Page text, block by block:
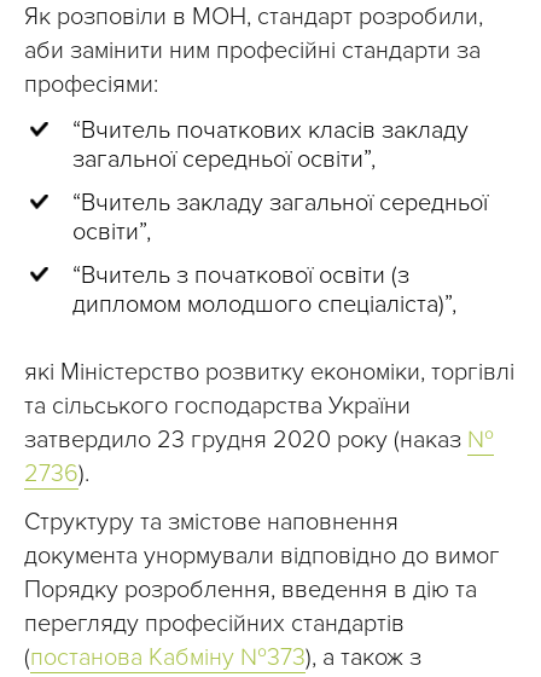
Як розповіли в МОН, стандарт розробили,
аби замінити ним професійні стандарти за
професіями:
“Вчитель початкових класів закладу
загальної середньої освіти”,
“Вчитель закладу загальної середньої
освіти”,
“Вчитель з початкової освіти (з
дипломом молодшого спеціаліста)”,
які Міністерство розвитку економіки, торгівлі
та сільського господарства України
затвердило 23 грудня 2020 року (наказ №
2736).
Структуру та змістове наповнення
документа унормували відповідно до вимог
Порядку розроблення, введення в дію та
перегляду професійних стандартів
(постанова Кабміну №373), а також з